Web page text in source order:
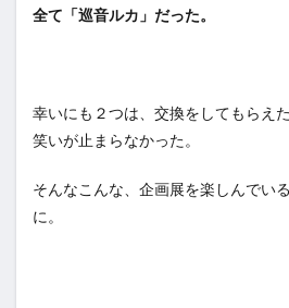
全て「巡音ルカ」だった。
幸いにも２つは、交換をしてもらえ
笑いが止まらなかった。
そんなこんな、企画展を楽しんでい
に。